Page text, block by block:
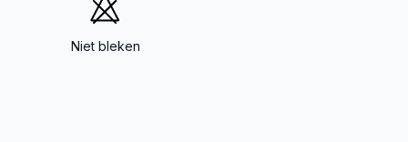
Niet bleken